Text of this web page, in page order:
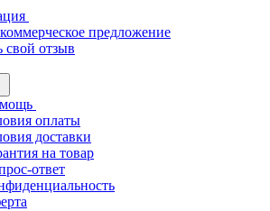
коммерческое предложение
свой отзыв
оплаты
доставки
на товар
ответ